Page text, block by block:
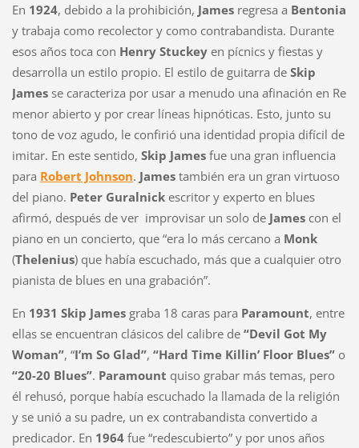
En 1924, debido a la prohibición, Jamesregresa a Bentonia
y trabaja como recolector y como contrabandista. Durante
esos años toca con Henry Stuckeyen pícnics y fiestas y
desarrolla un estilo propio. El estilo de guitarra de Skip
James se caracteriza por usar a menudo una afinación en Re
menor abierto y por crear líneas hipnóticas. Esto, junto su
tono de voz agudo, le confirió una identidad propia difícil de
imitar. En este sentido, Skip Jamesfue una gran influencia
para Robert Johnson. James también era un gran virtuoso
del piano. Peter Guralnickescritor y experto en blues
afirmó, después de ver improvisar un solo de Jamescon el
piano en un concierto, que “era lo más cercano a Monk
(Thelenius) que había escuchado, más que a cualquier otro
pianista de blues en una grabación”.
En 1931 Skip Jamesgraba 18 caras para Paramount, entre
ellas se encuentran clásicos del calibre de “Devil Got My
Woman”, “I’m So Glad”, “Hard Time Killin’ Floor Blues”o
“20-20 Blues”. Paramount quiso grabar más temas, pero
él rehusó, porque había escuchado la llamada de la religión
y se unió a su padre, un ex contrabandista convertido a
predicador. En 1964fue “redescubierto” y por unos años